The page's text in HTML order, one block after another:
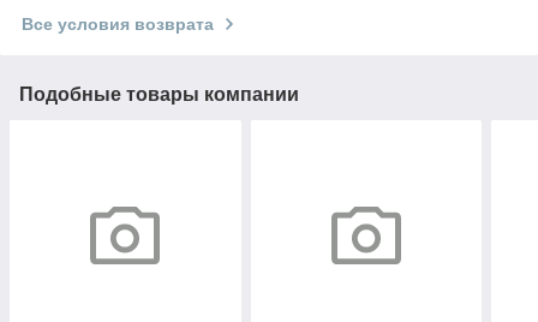
Все условия возврата
Подобные товары компании